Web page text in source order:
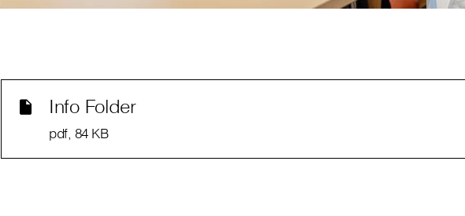
Info Folder
pdf, 84 KB